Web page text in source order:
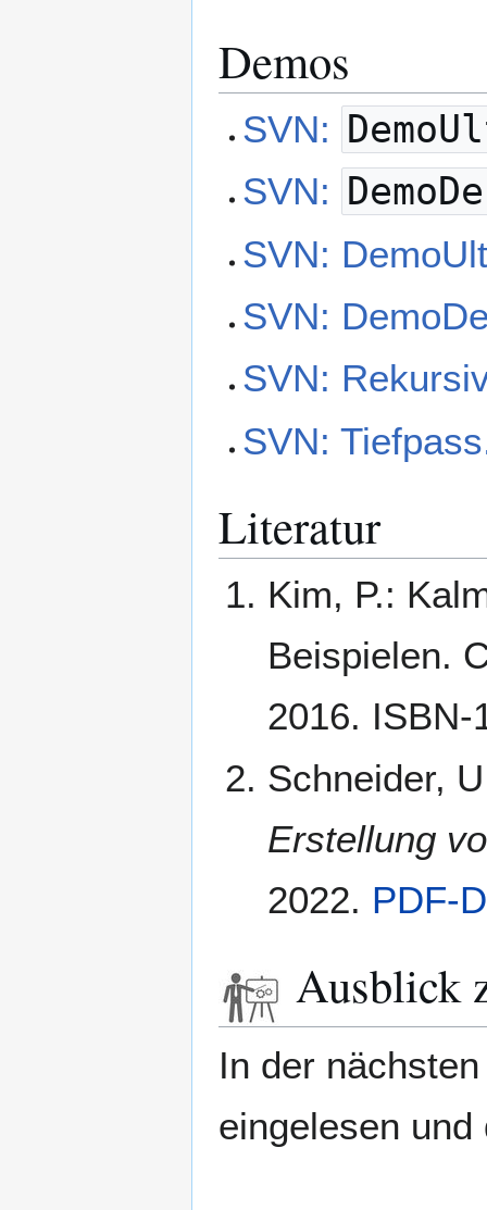
Demos
SVN:
SVN:
SVN:
SVN:
SVN:
SVN:
Literatur
Kim, P.:
Beispielen.
2016. ISBN-
Schneider,
Erstellung
2022. PDF-
Ausblick
In der
eingelesen